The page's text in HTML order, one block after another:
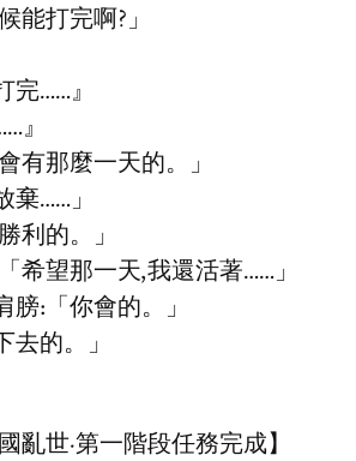
能打完啊?」
完……』
』
有那麼一天的。」
棄……」
利的。」
希望那一天,我還活著……」
:「你會的。」
去的。」
亂世·第一階段任務完成】